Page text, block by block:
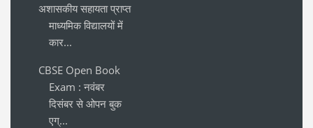
अशासकीय सहायता प्राप्त
माध्यमिक विद्यालयों में
कार...
CBSE Open Book
Exam : नवंबर
दिसंबर से ओपन बुक
एग्...